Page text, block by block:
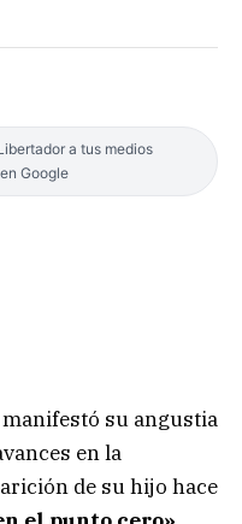
a tus medios
Google
manifestó su angustia
en la
de su hijo hace